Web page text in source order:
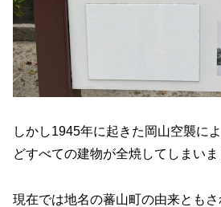
しかし1945年に起きた岡山空襲に
どすべての建物が全焼してしまいま
現在では地名の蕃山町の由来とも